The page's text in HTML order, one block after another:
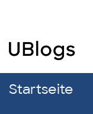
Startseite